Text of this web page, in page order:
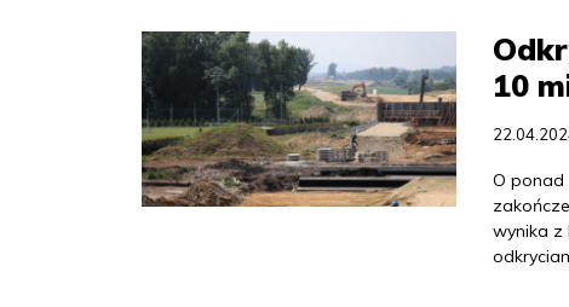
10
O ponad
wynika z